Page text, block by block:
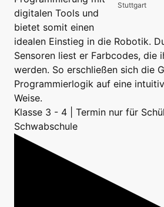
Stuttgart
digitalen Tools und
bietet somit einen
idealen Einstieg in die Robotik.
Sensoren liest er Farbcodes, die
werden. So erschließen sich die
Programmierlogik auf eine
Weise.
Klasse 3 - 4 | Termin nur für
Schwabschule